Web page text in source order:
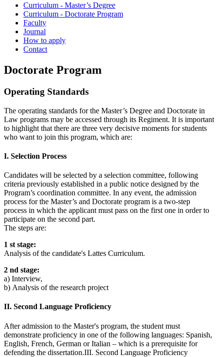
Curriculum - Master’s Degree
Curriculum - Doctorate Program
Faculty
Journal
How to apply
Contact
Doctorate Program
Operating Standards
The operating standards for the Master’s Degree and Doctorate in
Law programs may be accessed through its Regiment. It is important
to highlight that there are three very decisive moments for students
who want to join this program, which are:
I. Selection Process
Candidates will be selected by a selection committee, following
criteria previously established in a public notice designed by the
Program’s coordination committee. In any event, the admission
process for the Master’s and Doctorate program is a two-step
process in which the applicant must pass on the first one in order to
participate on the second part.
The steps are:
1 st stage:
Analysis of the candidate's Lattes Curriculum.
2 nd stage:
a) Interview,
b) Analysis of the research project
II. Second Language Proficiency
After admission to the Master's program, the student must
demonstrate proficiency in one of the following languages: Spanish,
English, French, German or Italian – which is a prerequisite for
defending the dissertation.III. Second Language Proficiency